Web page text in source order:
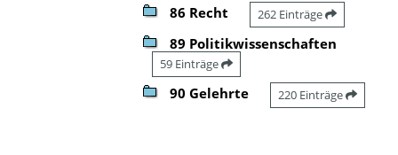
86 Recht 262 Einträge
89 Politikwissenschaften
59 Einträge
90 Gelehrte 220 Einträge